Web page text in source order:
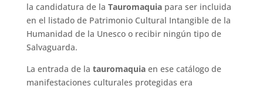
la candidatura de la Tauromaquiapara ser incluida
en el listado de Patrimonio Cultural Intangible de la
Humanidad de la Unesco o recibir ningún tipo de
Salvaguarda.
La entrada de la tauromaquia en ese catálogo de
manifestaciones culturales protegidas era